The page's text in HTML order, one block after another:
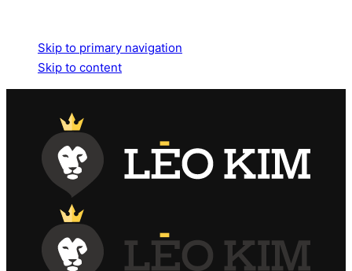
Skip to primary navigation
Skip to content